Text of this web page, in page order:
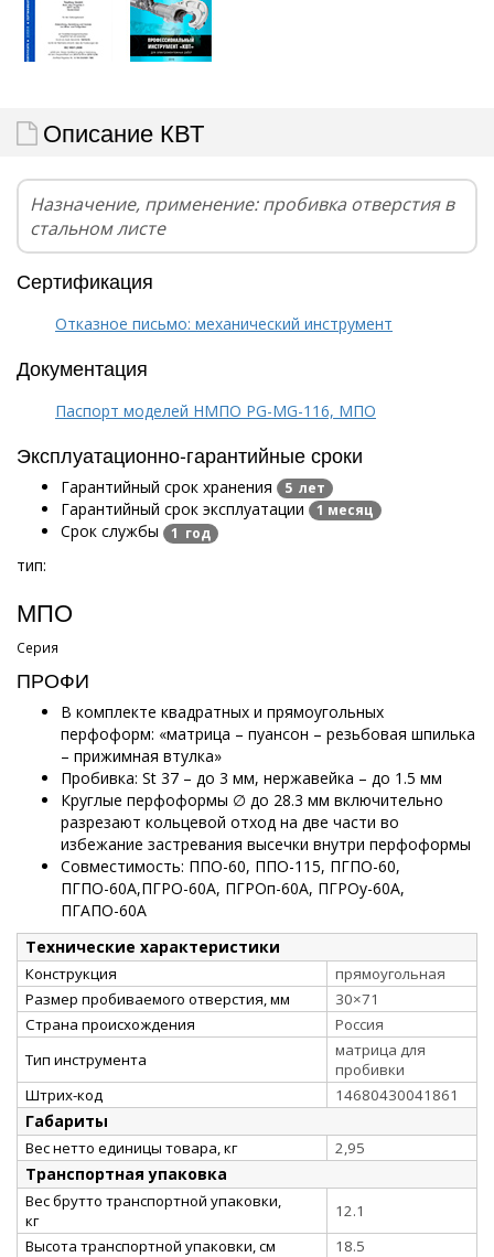
Описание КВТ
Назначение, применение: пробивка отверстия в
стальном листе
Сертификация
Отказное письмо: механический инструмент
Документация
Паспорт моделей НМПО PG-MG-116, МПО
Эксплуатационно-гарантийные сроки
Гарантийный срок хранения 5 лет
Гарантийный срок эксплуатации 1 месяц
Срок службы 1 год
тип:
МПО
Серия
ПРОФИ
В комплекте квадратных и прямоугольных
перфоформ: «матрица – пуансон – резьбовая шпилька
– прижимная втулка»
Пробивка: St 37 – до 3 мм, нержавейка – до 1.5 мм
Круглые перфоформы ∅ до 28.3 мм включительно
разрезают кольцевой отход на две части во
избежание застревания высечки внутри перфоформы
Совместимость: ППО-60, ППО-115, ПГПО-60,
ПГПО-60А,ПГРО-60А, ПГРОп-60А, ПГРОу-60А,
ПГАПО-60А
Технические характеристики
Конструкция
прямоугольная
Размер пробиваемого отверстия, мм
30×71
Страна происхождения
Россия
Тип инструмента
матрица для
пробивки
Штрих-код
14680430041861
Габариты
Вес нетто единицы товара, кг 2,95
Транспортная упаковка
Вес брутто транспортной упаковки,
кг
12.1
Высота транспортной упаковки, см
18.5